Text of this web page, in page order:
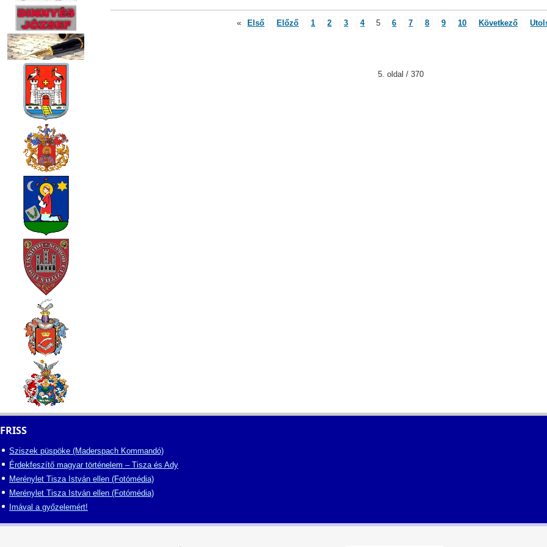
« Első Előző 1 2 3 4 5 6 7 8 9 10 Következő
5. oldal / 370
FRISS
Sziszek püspöke (Maderspach Kommandó)
Érdekfeszítő magyar történelem – Tisza és Ady
Merénylet Tisza István ellen (Fotómédia)
Merénylet Tisza István ellen (Fotómédia)
Imával a győzelemért!